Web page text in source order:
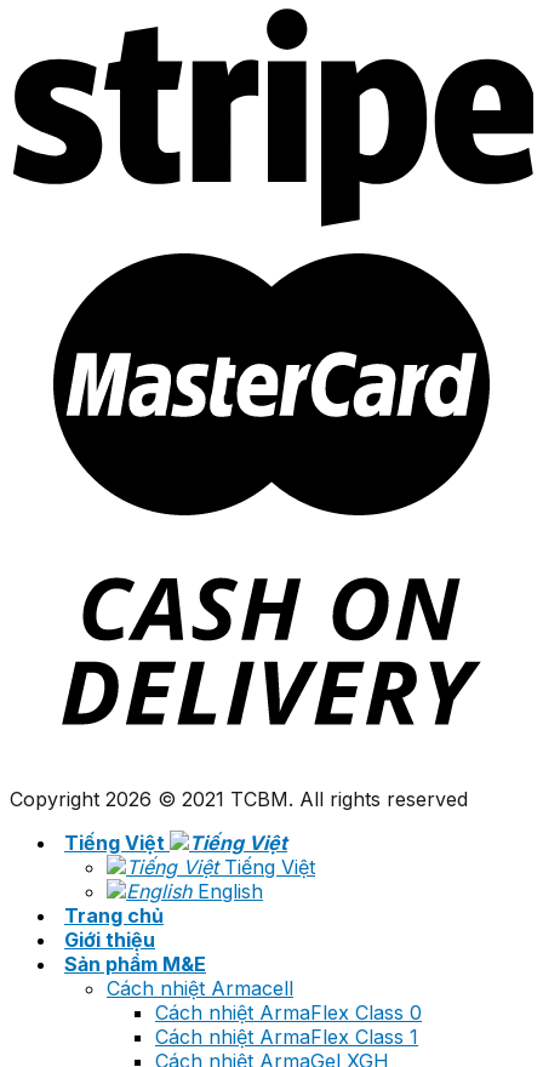
Copyright 2026 © 2021 TCBM. All rights reserved
Tiếng Việt
Tiếng Việt
English
Trang chủ
Giới thiệu
Sản phẩm M&E
Cách nhiệt Armacell
Cách nhiệt ArmaFlex Class 0
Cách nhiệt ArmaFlex Class 1
Cách nhiệt ArmaGel XGH